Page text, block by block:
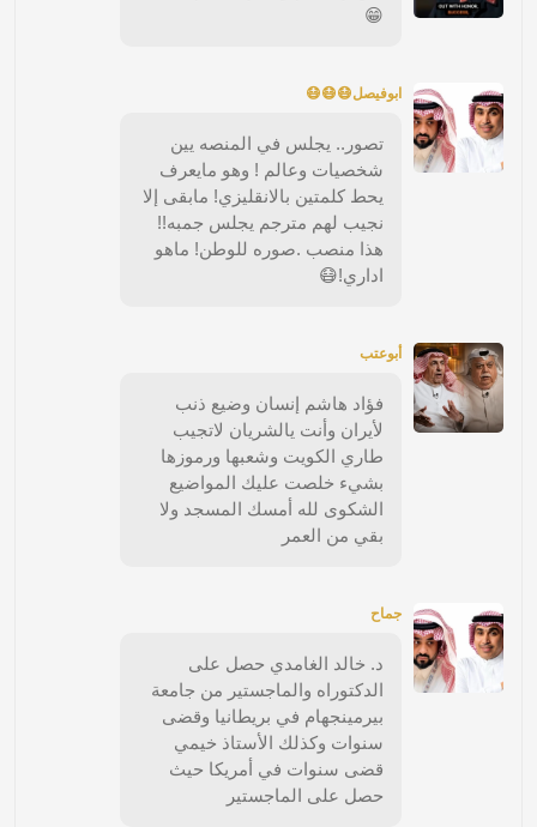
😁
ابوفيصل😷😷😷
تصور.. يجلس في المنصه يين
شخصيات وعالم ! وهو مايعرف
يحط كلمتين بالانقليزي! مابقى إلا
نجيب لهم مترجم يجلس جمبه!!
هذا منصب .صوره للوطن! ماهو
اداري!😷
أبوعتب
فؤاد هاشم إنسان وضيع ذنب
لأيران وأنت يالشريان لاتجيب
طاري الكويت وشعبها ورموزها
بشيء خلصت عليك المواضيع
الشكوى لله أمسك المسجد ولا
بقي من العمر
جماح
د. خالد الغامدي حصل على
الدكتوراه والماجستير من جامعة
بيرمينجهام في بريطانيا وقضى
سنوات وكذلك الأستاذ خيمي
قضى سنوات في أمريكا حيث
حصل على الماجستير